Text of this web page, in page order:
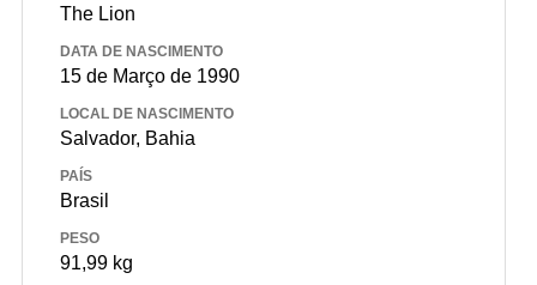
The Lion
DATA DE NASCIMENTO
15 de Março de 1990
LOCAL DE NASCIMENTO
Salvador, Bahia
PAÍS
Brasil
PESO
91,99 kg